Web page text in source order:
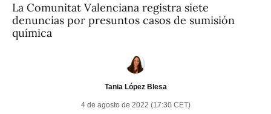
La Comunitat Valenciana registra siete
denuncias por presuntos casos de sumisión
química
Tania López Blesa
4 de agosto de 2022 (17:30 CET)